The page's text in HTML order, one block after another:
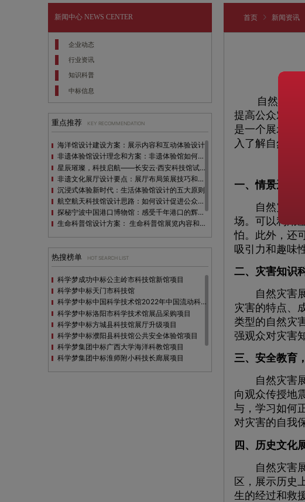
新闻中心NEWS CENTER
企业动态
行业资讯
知识科普
中标信息
重点推荐 KEY RECOMMENDATION
海洋馆设计建设方案：展示内容和互动体验设计
非遗体验馆设计理念和方案：非遗体验馆如何本土化设计？
星辰璀璨，科技启航——长安云·西安科技馆试营业，邀您共赴未来之旅！
非遗文化展厅设计要点：展厅布局策展技巧和创新元素
沉浸式体验新时代：生活体验馆设计的五大原则
航空航天科技馆设计思路：如何设计促进公众的兴趣
探秘宁波中国港口博物馆：感受千年港口的辉煌与变迁
生命科普馆设计方案： ​生命科普馆展览内容和互动方式
全息体验馆设计：打造身临其境的奇妙世界
热搜榜单 HOT SEARCH LIST
科学梦成功中标公主岭市科技馆新馆项目
科学梦中标天门市科技馆
科学梦中标中国科学技术馆2022年中国流动科技馆展览采购
科学梦中标洛阳市科学技术馆展品采购项目
科学梦中标方城县科技馆展厅升级项目
科学梦中标濮阳县科技馆公共安全体验馆项目
科学梦集团中标广西大学海洋科教馆项目
科学梦集团中标淮师附小科技长廊展项目
首页 新闻资讯
自然灾害
提高公众对自
是一个展示灾
入了解自然灾
一、情景还原
自然灾害展
场。可以利用
怕。此外，还
吸引力和趣味性
二、灾害知识
自然灾害展
灾害的特点、
类型的自然灾
强观众对灾害
三、安全教育
自然灾害展
向观众传授地
与，学习如何
对灾害的自我
四、历史文化
自然灾害展
区，展示历史
生的经过和救